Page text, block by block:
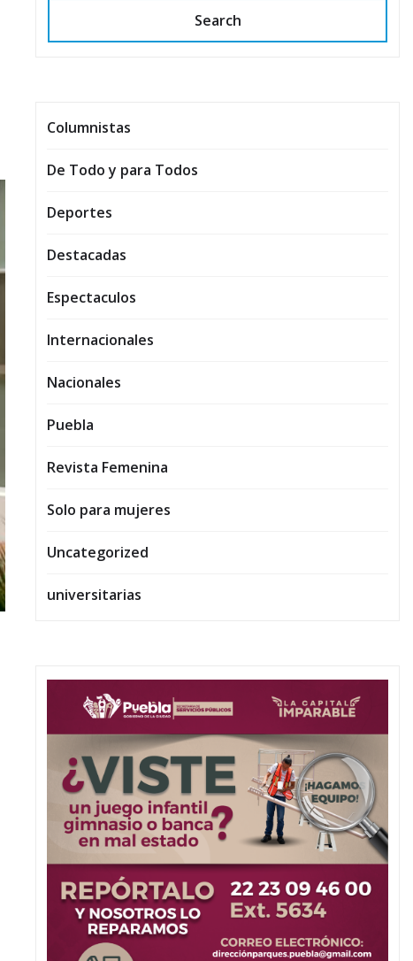
Search
Columnistas
De Todo y para Todos
Deportes
Destacadas
Espectaculos
Internacionales
Nacionales
Puebla
Revista Femenina
Solo para mujeres
Uncategorized
universitarias